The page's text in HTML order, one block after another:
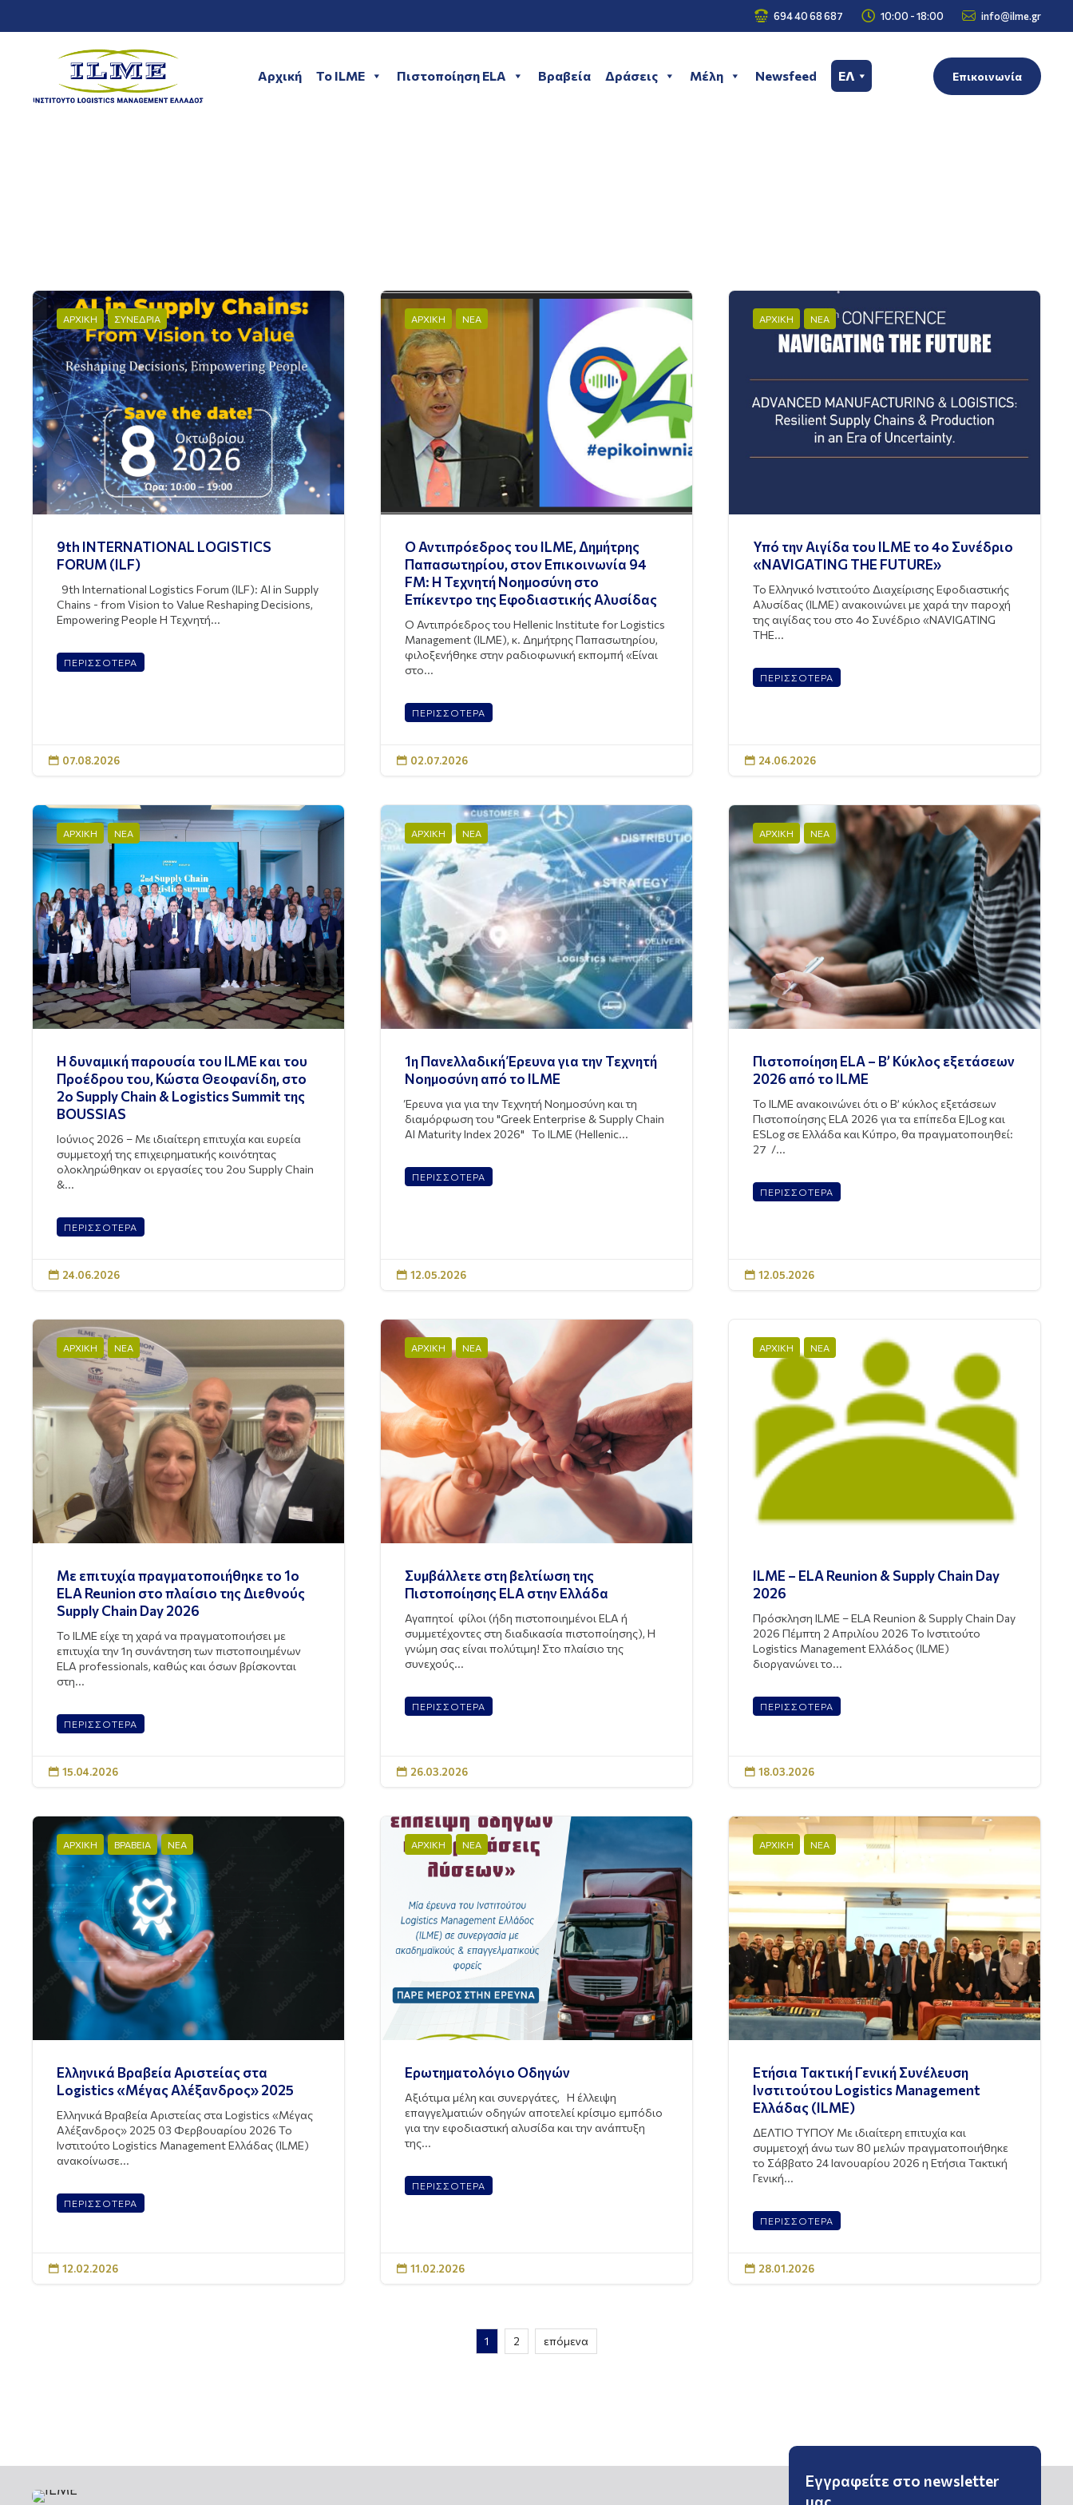
 694 40 68 687  10:00 - 18:00  info@ilme.gr
Αρχική To ILME Πιστοποίηση ELA Βραβεία Δράσεις Μέλη Newsfeed ΕΛ Επικοινωνία
ΑΡΧΙΚΗ ΣΥΝΕΔΡΙΑ
9th INTERNATIONAL LOGISTICS
FORUM (ILF)
9th International Logistics Forum (ILF): AI in Supply
Chains - from Vision to Value Reshaping Decisions,
Empowering People Η Τεχνητή...
ΠΕΡΙΣΣΟΤΕΡΑ
 07.08.2026
ΑΡΧΙΚΗ ΝΕΑ
Ο Αντιπρόεδρος του ILME, Δημήτρης
Παπασωτηρίου, στον Επικοινωνία 94
FM: Η Τεχνητή Νοημοσύνη στο
Επίκεντρο της Εφοδιαστικής Αλυσίδας
Ο Αντιπρόεδρος του Hellenic Institute for Logistics
Management (ILME), κ. Δημήτρης Παπασωτηρίου,
φιλοξενήθηκε στην ραδιοφωνική εκπομπή «Είναι
στο...
ΠΕΡΙΣΣΟΤΕΡΑ
 02.07.2026
ΑΡΧΙΚΗ ΝΕΑ
Υπό την Αιγίδα του ILME το 4ο Συνέδριο
«NAVIGATING THE FUTURE»
Το Ελληνικό Ινστιτούτο Διαχείρισης Εφοδιαστικής
Αλυσίδας (ILME) ανακοινώνει με χαρά την παροχή
της αιγίδας του στο 4ο Συνέδριο «NAVIGATING
THE...
ΠΕΡΙΣΣΟΤΕΡΑ
 24.06.2026
ΑΡΧΙΚΗ ΝΕΑ
Η δυναμική παρουσία του ILME και του
Προέδρου του, Κώστα Θεοφανίδη, στο
2ο Supply Chain & Logistics Summit της
BOUSSIAS
Ιούνιος 2026 – Με ιδιαίτερη επιτυχία και ευρεία
συμμετοχή της επιχειρηματικής κοινότητας
ολοκληρώθηκαν οι εργασίες του 2ου Supply Chain
&...
ΠΕΡΙΣΣΟΤΕΡΑ
 24.06.2026
ΑΡΧΙΚΗ ΝΕΑ
1η Πανελλαδική Έρευνα για την Τεχνητή
Νοημοσύνη από το ILME
Έρευνα για για την Τεχνητή Νοημοσύνη και τη
διαμόρφωση του "Greek Enterprise & Supply Chain
AI Maturity Index 2026" Το ILME (Hellenic...
ΠΕΡΙΣΣΟΤΕΡΑ
 12.05.2026
ΑΡΧΙΚΗ ΝΕΑ
Πιστοποίηση ELA – Β’ Κύκλος εξετάσεων
2026 από το ILME
To ILME ανακοινώνει ότι ο Β’ κύκλος εξετάσεων
Πιστοποίησης ELA 2026 για τα επίπεδα EJLog και
ESLog σε Ελλάδα και Κύπρο, θα πραγματοποιηθεί:
27 /...
ΠΕΡΙΣΣΟΤΕΡΑ
 12.05.2026
ΑΡΧΙΚΗ ΝΕΑ
Με επιτυχία πραγματοποιήθηκε το 1ο
ELA Reunion στο πλαίσιο της Διεθνούς
Supply Chain Day 2026
Το ILME είχε τη χαρά να πραγματοποιήσει με
επιτυχία την 1η συνάντηση των πιστοποιημένων
ELA professionals, καθώς και όσων βρίσκονται
στη...
ΠΕΡΙΣΣΟΤΕΡΑ
 15.04.2026
ΑΡΧΙΚΗ ΝΕΑ
Συμβάλλετε στη βελτίωση της
Πιστοποίησης ELA στην Ελλάδα
Αγαπητοί φίλοι (ήδη πιστοποιημένοι ELA ή
συμμετέχοντες στη διαδικασία πιστοποίησης), Η
γνώμη σας είναι πολύτιμη! Στο πλαίσιο της
συνεχούς...
ΠΕΡΙΣΣΟΤΕΡΑ
 26.03.2026
ΑΡΧΙΚΗ ΝΕΑ
ILME – ELA Reunion & Supply Chain Day
2026
Πρόσκληση ILME – ELA Reunion & Supply Chain Day
2026 Πέμπτη 2 Απριλίου 2026 Το Ινστιτούτο
Logistics Management Ελλάδος (ILME)
διοργανώνει το...
ΠΕΡΙΣΣΟΤΕΡΑ
 18.03.2026
ΑΡΧΙΚΗ ΒΡΑΒΕΙΑ ΝΕΑ
Ελληνικά Βραβεία Αριστείας στα
Logistics «Μέγας Αλέξανδρος» 2025
Ελληνικά Βραβεία Αριστείας στα Logistics «Μέγας
Αλέξανδρος» 2025 03 Φερβουαρίου 2026 Το
Ινστιτούτο Logistics Management Ελλάδας (ILME)
ανακοίνωσε...
ΠΕΡΙΣΣΟΤΕΡΑ
 12.02.2026
ΑΡΧΙΚΗ ΝΕΑ
Ερωτηματολόγιο Οδηγών
Αξιότιμα μέλη και συνεργάτες, Η έλλειψη
επαγγελματιών οδηγών αποτελεί κρίσιμο εμπόδιο
για την εφοδιαστική αλυσίδα και την ανάπτυξη
της...
ΠΕΡΙΣΣΟΤΕΡΑ
 11.02.2026
ΑΡΧΙΚΗ ΝΕΑ
Ετήσια Τακτική Γενική Συνέλευση
Ινστιτούτου Logistics Management
Ελλάδας (ILME)
ΔΕΛΤΙΟ ΤΥΠΟΥ Με ιδιαίτερη επιτυχία και
συμμετοχή άνω των 80 μελών πραγματοποιήθηκε
το Σάββατο 24 Ιανουαρίου 2026 η Ετήσια Τακτική
Γενική...
ΠΕΡΙΣΣΟΤΕΡΑ
 28.01.2026
1 2 επόμενα
Εγγραφείτε στο newsletter
μας